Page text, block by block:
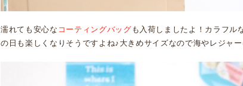
濡れても安心な コーティングバッグ も入荷しましたよ！カラフ
の日も楽しくなりそうですよね♪大きめサイズなので海やレジャー